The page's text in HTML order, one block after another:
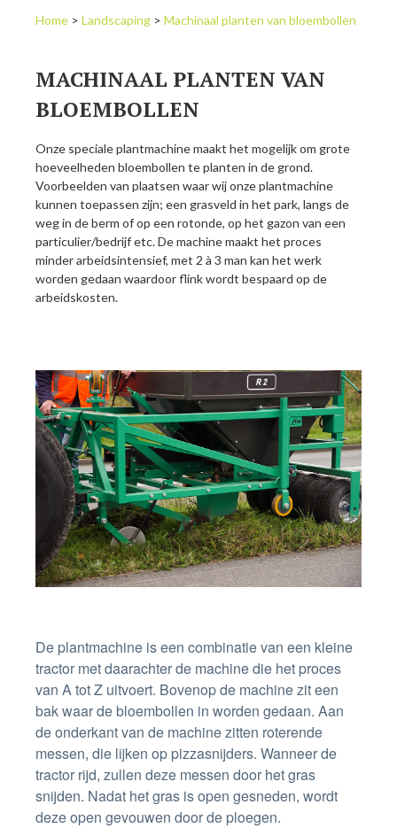
Home > Landscaping > Machinaal planten van bloembollen
MACHINAAL PLANTEN VAN
BLOEMBOLLEN
Onze speciale plantmachine maakt het mogelijk om grote
hoeveelheden bloembollen te planten in de grond.
Voorbeelden van plaatsen waar wij onze plantmachine
kunnen toepassen zijn; een grasveld in het park, langs de
weg in de berm of op een rotonde, op het gazon van een
particulier/bedrijf etc. De machine maakt het proces
minder arbeidsintensief, met 2 à 3 man kan het werk
worden gedaan waardoor flink wordt bespaard op de
arbeidskosten.
De plantmachine is een combinatie van een kleine
tractor met daarachter de machine die het proces
van A tot Z uitvoert. Bovenop de machine zit een
bak waar de bloembollen in worden gedaan. Aan
de onderkant van de machine zitten roterende
messen, die lijken op pizzasnijders. Wanneer de
tractor rijd, zullen deze messen door het gras
snijden. Nadat het gras is open gesneden, wordt
deze open gevouwen door de ploegen.